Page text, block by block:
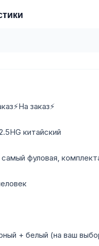
заказ⚡
китайский
фуловая,
+ белый (на ваш